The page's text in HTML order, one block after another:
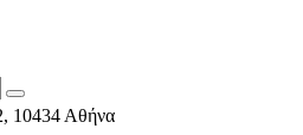
10434 Αθήνα